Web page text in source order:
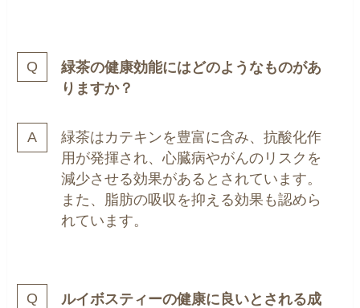
緑茶の健康効能にはどのようなものがあ
りますか？
緑茶はカテキンを豊富に含み、抗酸化作
用が発揮され、心臓病やがんのリスクを
減少させる効果があるとされています。
また、脂肪の吸収を抑える効果も認めら
れています。
ルイボスティーの健康に良いとされる成